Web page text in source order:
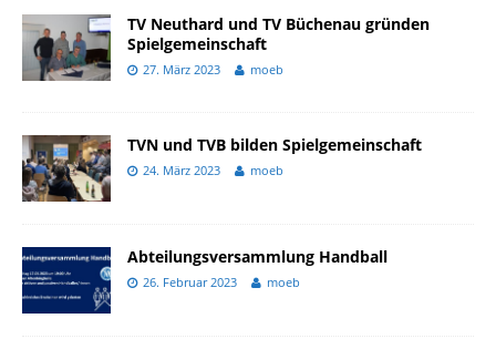
TV Neuthard und TV Büchenau gründen
Spielgemeinschaft
27. März 2023 moeb
TVN und TVB bilden Spielgemeinschaft
24. März 2023 moeb
Abteilungsversammlung Handball
26. Februar 2023 moeb